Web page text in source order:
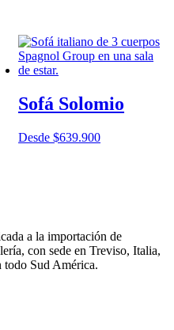
Sofá Solomio
Desde$639.900
a la importación de
con sede en Treviso, Italia,
Sud América.